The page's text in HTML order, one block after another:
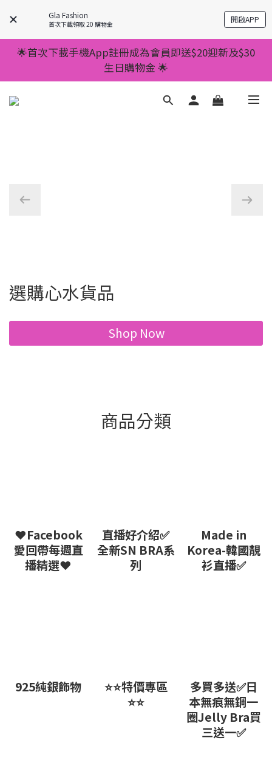
Gla Fashion
首次下載領取 20 購物金 開啟APP
💥正價服裝滿減優惠💥 ✅一件起包順豐 ✅第二件起減
$20 ✅第三件減$40    如此類推⬆不設上限
💥正價服裝滿減優惠💥 ✅一件起包順豐 ✅第二件起減
$20 ✅第三件減$40    如此類推⬆不設上限
🌟首次下載手機App註冊成為會員即送$20迎新及$30
生日購物金 🌟
🌟手機App消費儲積分當購物金用🌟消費1元有1分 🌟
累積滿100分可當1元使用🌟
選購心水貨品
Shop Now
商品分類
❤Facebook
愛回帶每週直
播精選❤
直播好介紹✅
全新SN BRA系
列
Made in
Korea-韓國靚
衫直播✅
925純銀飾物
⭐⭐特價專區
⭐⭐
多買多送✅️日
本無痕無鋼一
圈Jelly Bra買
三送一✅️